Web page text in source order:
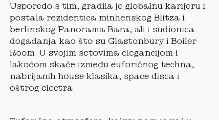
Usporedo s tim, gradila je globalnu karijeru i
postala rezidentica minhenskog Blitza i
berlinskog Panorama Bara, ali i sudionica
događanja kao što su Glastonbury i Boiler
Room. U svojim setovima elegancijom i
lakoćom skače između euforičnog techna,
nabrijanih house klasika, space disca i
oštrog electra.